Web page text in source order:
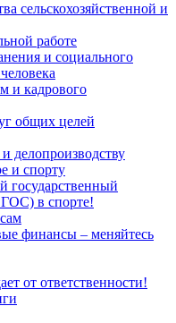
сельскохозяйственной и
работе
и социального
и кадрового
общих целей
делопроизводству
и спорту
государственный
в спорте!
финансы – меняйтесь
от ответственности!